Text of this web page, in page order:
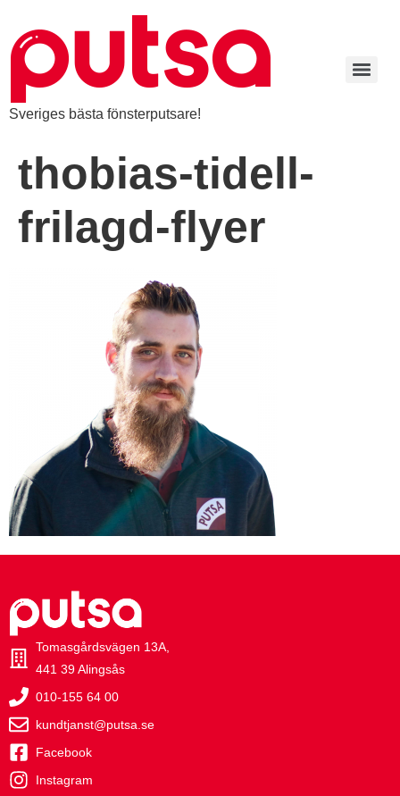
Sveriges bästa fönsterputsare!
thobias-tidell-
frilagd-flyer
Tomasgårdsvägen 13A,
441 39 Alingsås
010-155 64 00
kundtjanst@putsa.se
Facebook
Instagram